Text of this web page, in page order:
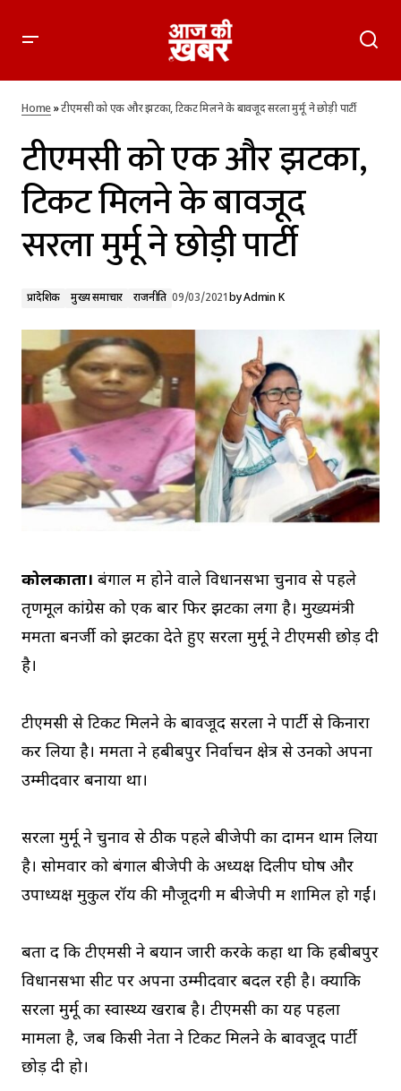
पार्टी
Home»टीएमसी को एक और झटका, टिकट मिलने के बावजूद सरला मुर्मू ने छोड़ी पार्टी
टीएमसी को एक और झटका,
टिकट मिलने के बावजूद
सरला मुर्मू ने छोड़ी पार्टी
प्रादेशिक मुख्य समाचार राजनीति 09/03/2021byAdmin K
कोलकाता। बंगाल में होने वाले विधानसभा चुनाव से पहले
तृणमूल कांग्रेस को एक बार फिर झटका लगा है। मुख्यमंत्री
ममता बनर्जी को झटका देते हुए सरला मुर्मू ने टीएमसी छोड़ दी
है।
टीएमसी से टिकट मिलने के बावजूद सरला ने पार्टी से किनारा
कर लिया है। ममता ने हबीबपुर निर्वाचन क्षेत्र से उनको अपना
उम्मीदवार बनाया था।
सरला मुर्मू ने चुनाव से ठीक पहले बीजेपी का दामन थाम लिया
है। सोमवार को बंगाल बीजेपी के अध्यक्ष दिलीप घोष और
उपाध्यक्ष मुकुल रॉय की मौजूदगी में बीजेपी में शामिल हो गईं।
बता दें कि टीएमसी ने बयान जारी करके कहा था कि हबीबपुर
विधानसभा सीट पर अपना उम्मीदवार बदल रही है। क्योंकि
सरला मुर्मू का स्वास्थ्य खराब है। टीएमसी का यह पहला
मामला है, जब किसी नेता ने टिकट मिलने के बावजूद पार्टी
छोड़ दी हो।